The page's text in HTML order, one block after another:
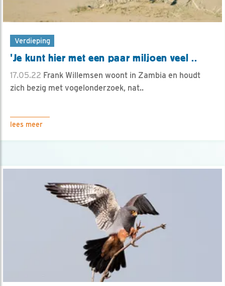
Verdieping
'Je kunt hier met een paar miljoen veel ..
17.05.22 Frank Willemsen woont in Zambia en houdt
zich bezig met vogelonderzoek, nat..
lees meer